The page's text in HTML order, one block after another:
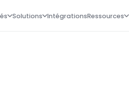
Solutions IntégrationsRessources